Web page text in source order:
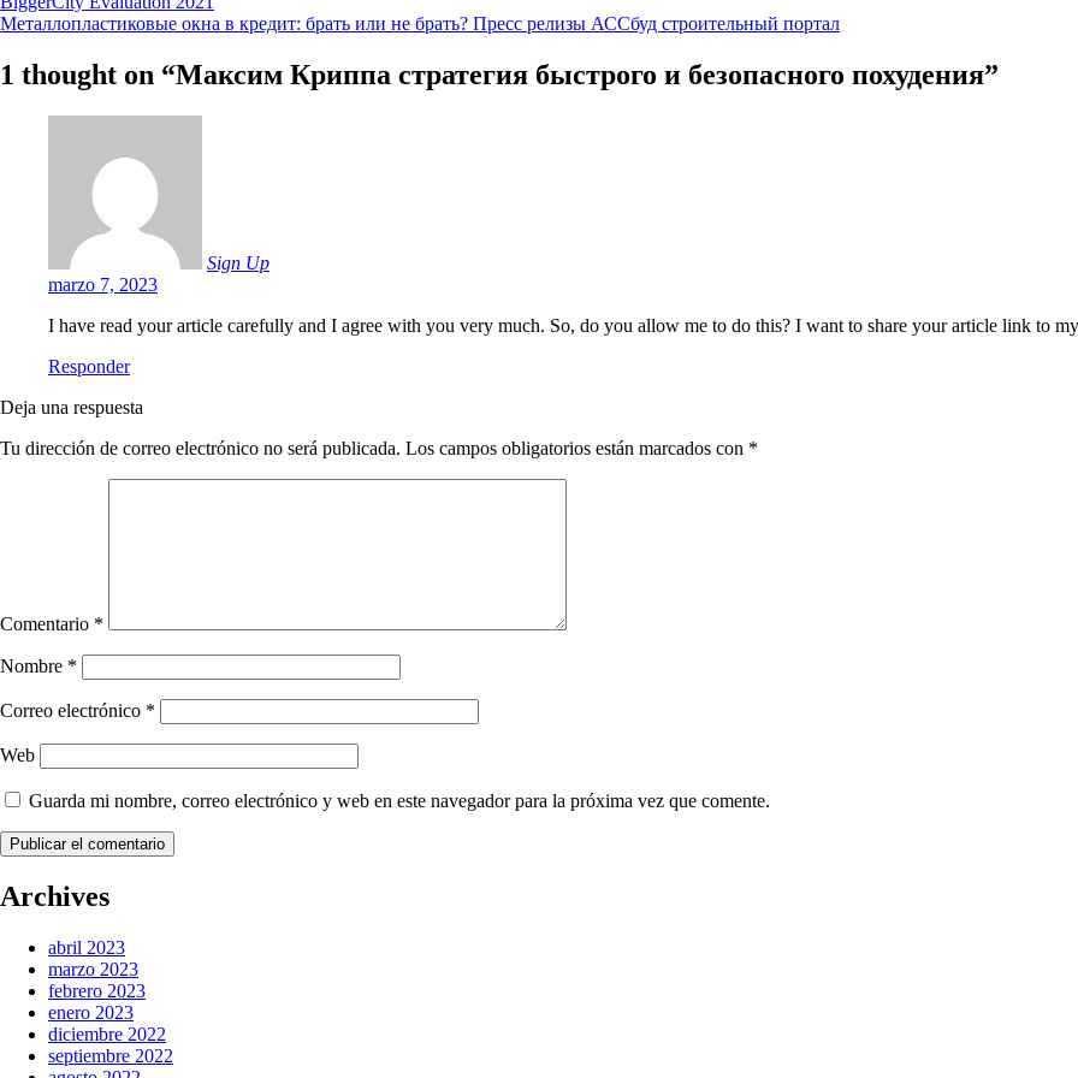
Navegación
de
entradas
post:
Next
Металлопластиковые окна в кредит: брать или не брать? Пресс релизы АССбуд строительный портал
1 thought on “Максим Криппа стратегия быстрого и безопасного похудения”
Sign Up
marzo 7, 2023
I have read your article carefully and I agree with you very much. So, do you allow me to do this? I want to share your article link to
Responder
Deja una respuesta
Tu dirección de correo electrónico no será publicada. Los campos obligatorios están marcados con *
Comentario *
Nombre *
Correo electrónico *
Web
Guarda mi nombre, correo electrónico y web en este navegador para la próxima vez que comente.
Archives
abril 2023
marzo 2023
febrero 2023
enero 2023
diciembre 2022
septiembre 2022